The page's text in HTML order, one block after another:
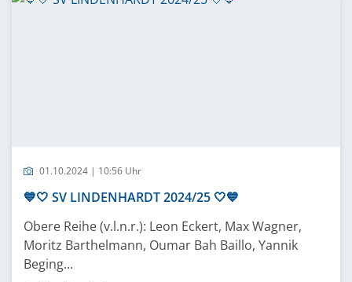
01.10.2024 | 10:56 Uhr
💙🤍 SV LINDENHARDT 2024/25 🤍💙
Obere Reihe (v.l.n.r.): Leon Eckert, Max Wagner,
Moritz Barthelmann, Oumar Bah Baillo, Yannik
Beging...